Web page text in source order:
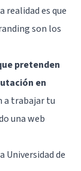
realidad es que
son los
pretenden
en
a trabajar tu
una web
Universidad de